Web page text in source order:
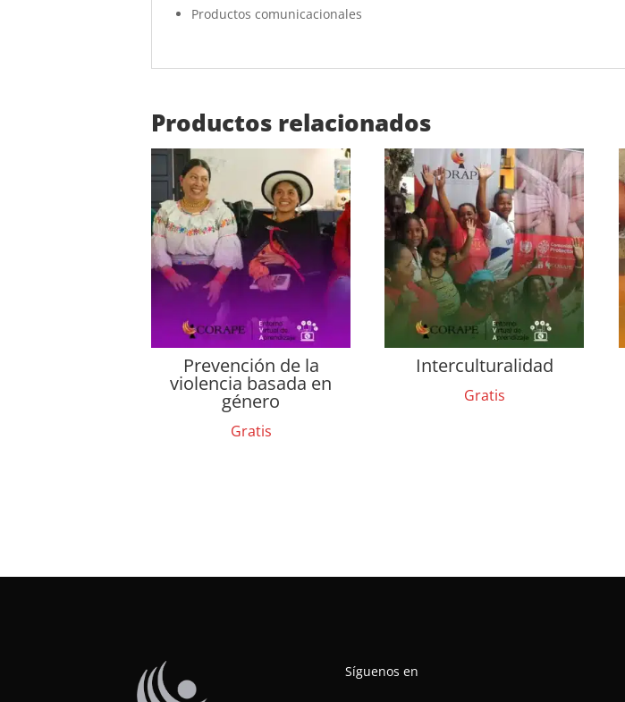
Productos comunicacionales
Productos relacionados
Prevención de la
violencia basada en
género
Gratis
Interculturalidad
Gratis
Síguenos en